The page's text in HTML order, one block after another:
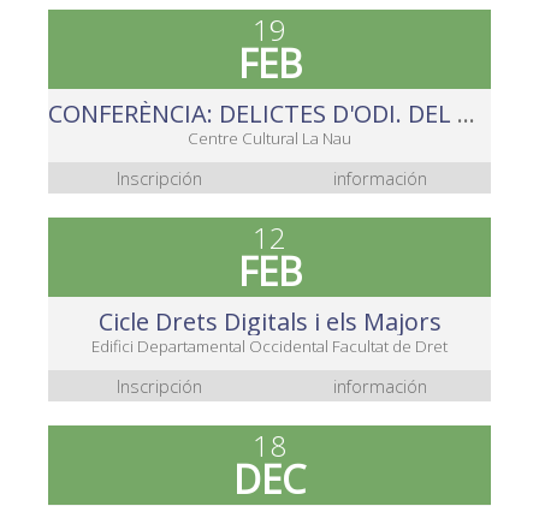
19
FEB
CONFERÈNCIA: DELICTES D'ODI. DEL DIGITAL A L'ANALÒGIC
Centre Cultural La Nau
Inscripción información
12
FEB
Cicle Drets Digitals i els Majors
Edifici Departamental Occidental Facultat de Dret
Inscripción información
18
DEC